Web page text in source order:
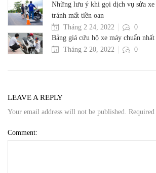
Những lưu ý khi gọi dịch vụ sửa xe
tránh mất tiền oan
Tháng 2 24, 2022
0
Bảng giá cứu hộ xe máy chuẩn
Tháng 2 20, 2022
0
LEAVE A REPLY
Your email address will not be published. Required
Comment: